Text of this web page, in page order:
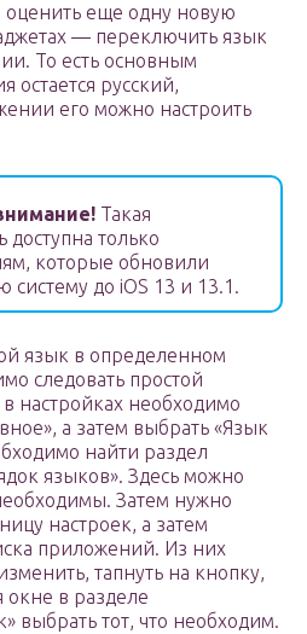
оценить еще одну новую
— переключить язык
То есть основным
остается русский,
его можно настроить
Такая
доступна только
которые обновили
систему до iOS 13 и 13.1.
язык в определенном
следовать простой
настройках необходимо
а затем выбрать «Язык
найти раздел
языков». Здесь можно
Затем нужно
настроек, а затем
приложений. Из них
тапнуть на кнопку,
окне в разделе
выбрать тот, что необходим.